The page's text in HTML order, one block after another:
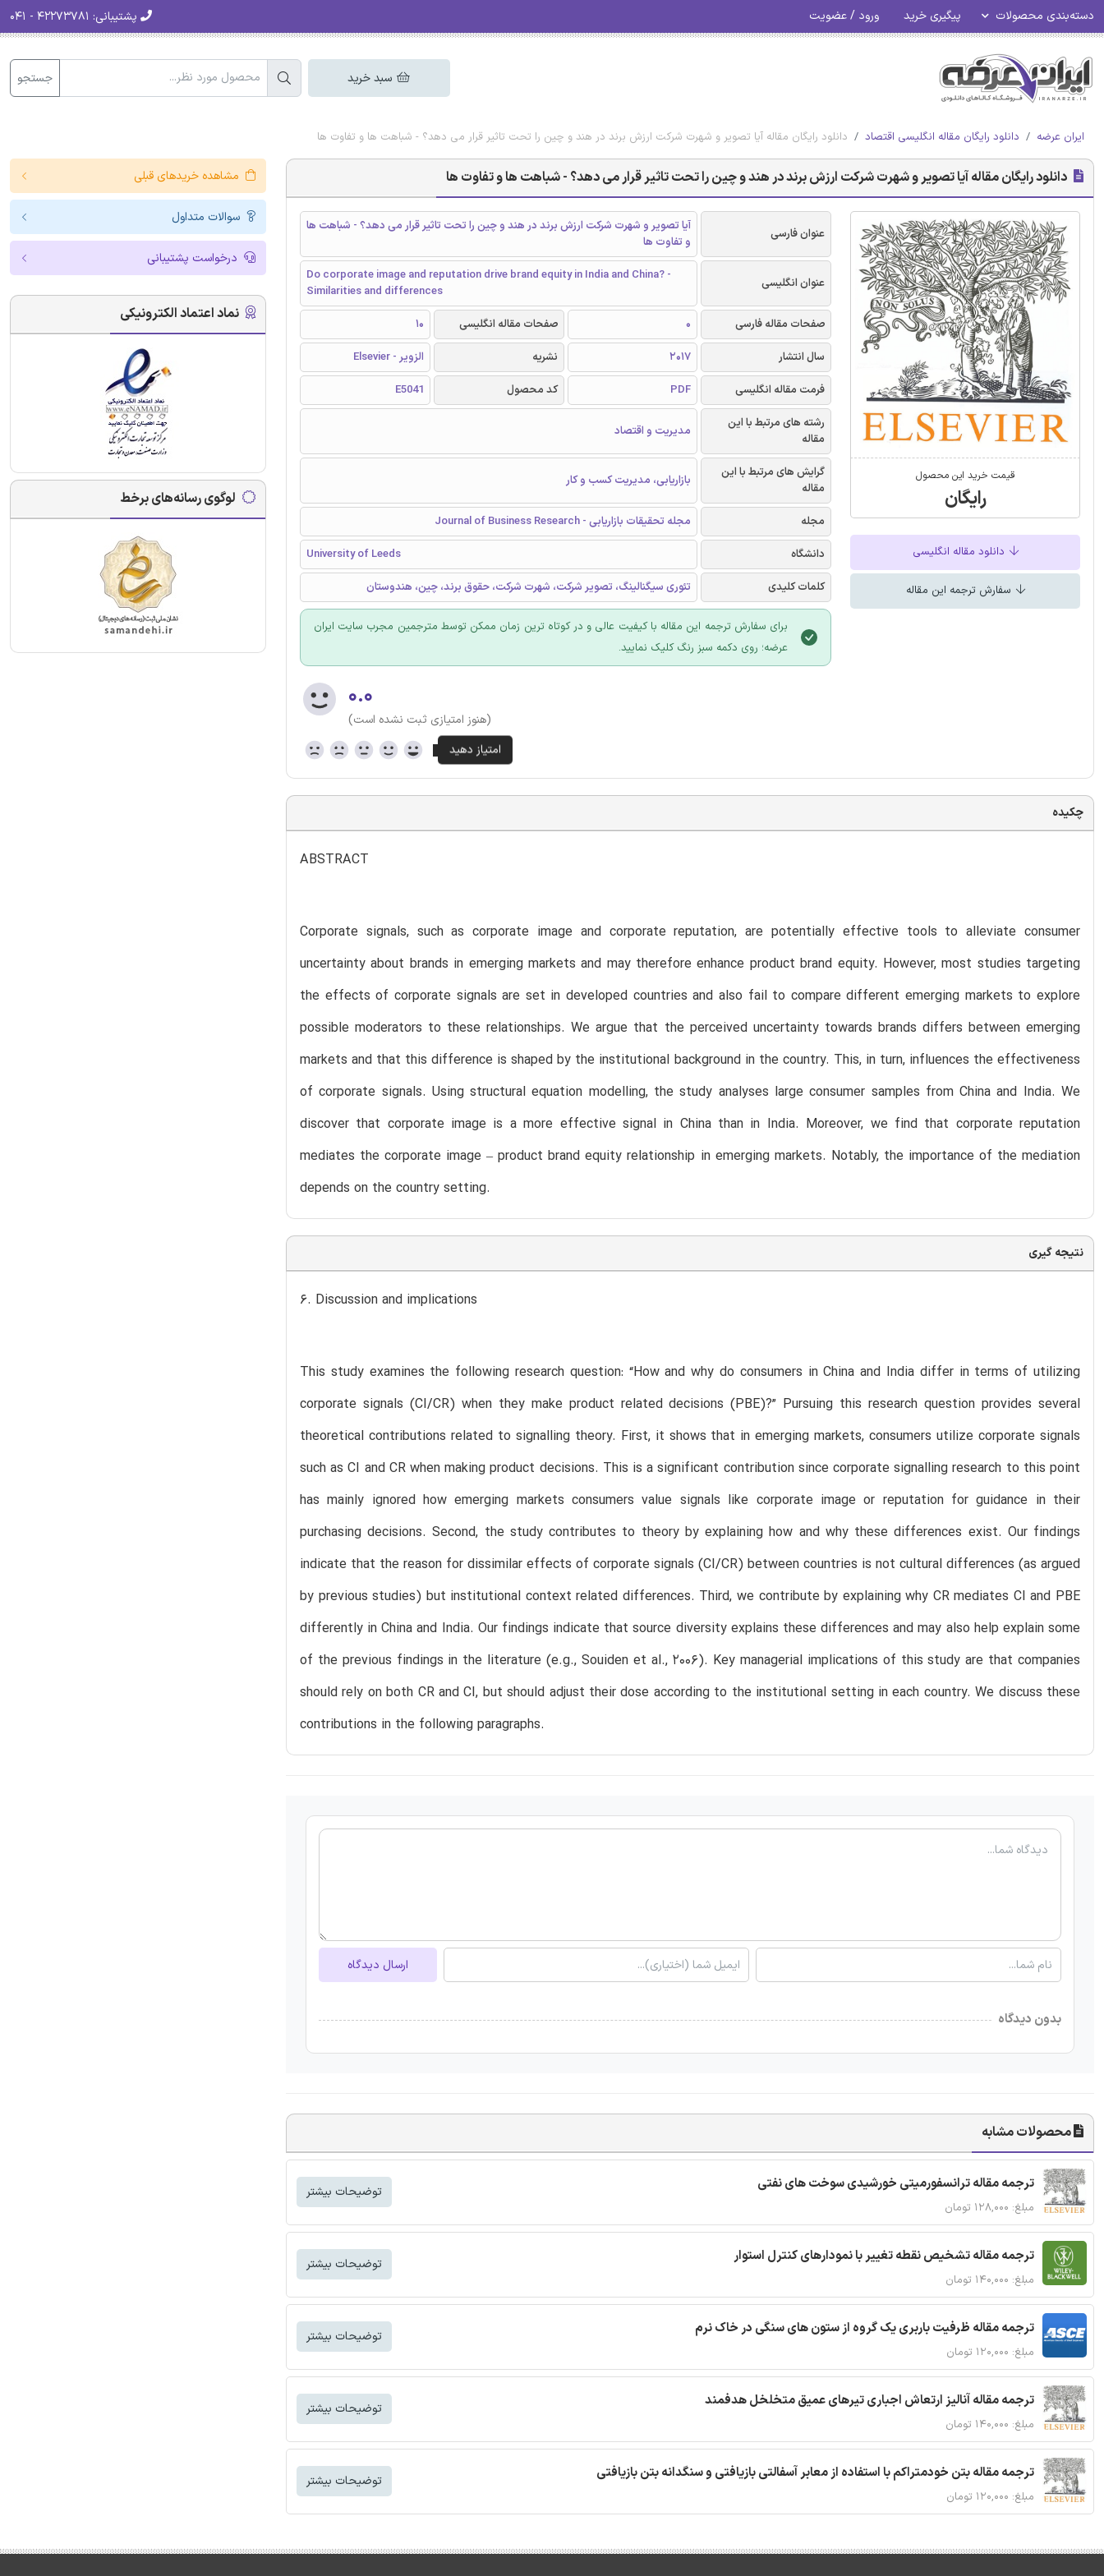
دسته‌بندی محصولات پیگیری خرید ورود / عضویت پشتیبانی:
سبد خرید جستجو
ایران عرضه دانلود رایگان مقاله انگلیسی اقتصاد دانلود رایگان مقاله آیا تصویر و شهرت شرکت ارزش برند در هند و چین را تحت تاثیر قرار می دهد؟ - شباهت ها و تفاوت ها
دانلود رایگان مقاله آیا تصویر و شهرت شرکت ارزش برند در هند و چین را تحت تاثیر قرار می دهد؟ - شباهت ها و تفاوت ها
قیمت خرید این محصول
رایگان
دانلود مقاله انگلیسی
سفارش ترجمه این مقاله
عنوان فارسی
آیا تصویر و شهرت شرکت ارزش برند در هند و چین را تحت تاثیر قرار می دهد؟ - شباهت ها
و تفاوت ها
عنوان انگلیسی
Do corporate image and reputation drive brand equity in India and China? -
Similarities and differences
صفحات مقاله فارسی
0 صفحات مقاله انگلیسی
10
سال انتشار
2017 نشریه
الزویر - Elsevier
فرمت مقاله انگلیسی
PDF کد محصول
E5041
رشته های مرتبط با این
مقاله
مدیریت و اقتصاد
گرایش های مرتبط با این
مقاله
بازاریابی، مدیریت کسب و کار
مجله
مجله تحقیقات بازاریابی - Journal of Business Research
دانشگاه
University of Leeds
کلمات کلیدی
تئوری سیگنالینگ، تصویر شرکت، شهرت شرکت، حقوق برند، چين، هندوستان
برای سفارش ترجمه این مقاله با کیفیت عالی و در کوتاه ترین زمان ممکن توسط مترجمین مجرب سایت ایران
عرضه؛ روی دکمه سبز رنگ کلیک نمایید.
۰.۰
(هنوز امتیازی ثبت نشده است)
چکیده
ABSTRACT
Corporate signals, such as corporate image and corporate reputation, are potentially effective tools to alleviate consumer
uncertainty about brands in emerging markets and may therefore enhance product brand equity. However, most studies targeting
the effects of corporate signals are set in developed countries and also fail to compare different emerging markets to explore
possible moderators to these relationships. We argue that the perceived uncertainty towards brands differs between emerging
markets and that this difference is shaped by the institutional background in the country. This, in turn, influences the effectiveness
of corporate signals. Using structural equation modelling, the study analyses large consumer samples from China and India. We
discover that corporate image is a more effective signal in China than in India. Moreover, we find that corporate reputation
mediates the corporate image – product brand equity relationship in emerging markets. Notably, the importance of the mediation
depends on the country setting.
نتیجه گیری
6. Discussion and implications
This study examines the following research question: “How and why do consumers in China and India differ in terms of utilizing
corporate signals (CI/CR) when they make product related decisions (PBE)?” Pursuing this research question provides several
theoretical contributions related to signalling theory. First, it shows that in emerging markets, consumers utilize corporate signals
such as CI and CR when making product decisions. This is a significant contribution since corporate signalling research to this point
has mainly ignored how emerging markets consumers value signals like corporate image or reputation for guidance in their
purchasing decisions. Second, the study contributes to theory by explaining how and why these differences exist. Our findings
indicate that the reason for dissimilar effects of corporate signals (CI/CR) between countries is not cultural differences (as argued
by previous studies) but institutional context related differences. Third, we contribute by explaining why CR mediates CI and PBE
differently in China and India. Our findings indicate that source diversity explains these differences and may also help explain some
of the previous findings in the literature (e.g., Souiden et al., 2006). Key managerial implications of this study are that companies
should rely on both CR and CI, but should adjust their dose according to the institutional setting in each country. We discuss these
contributions in the following paragraphs.
ارسال دیدگاه
بدون دیدگاه
محصولات مشابه
ترجمه مقاله ترانسفورمیتی خورشیدی سوخت های نفتی
مبلغ: ۱۲۸,۰۰۰ تومان
توضیحات بیشتر
ترجمه مقاله تشخیص نقطه تغییر با نمودارهای کنترل استوار
مبلغ: ۱۴۰,۰۰۰ تومان
توضیحات بیشتر
ترجمه مقاله ظرفیت باربری یک گروه از ستون های سنگی در خاک نرم
مبلغ: ۱۲۰,۰۰۰ تومان
توضیحات بیشتر
ترجمه مقاله آنالیز ارتعاش اجباری تیرهای عمیق متخلخل هدفمند
مبلغ: ۱۴۰,۰۰۰ تومان
توضیحات بیشتر
ترجمه مقاله بتن خودمتراکم با استفاده از معابر آسفالتی بازیافتی و سنگدانه بتن بازیافتی
مبلغ: ۱۲۰,۰۰۰ تومان
توضیحات بیشتر
مشاهده خریدهای قبلی
سوالات متداول
درخواست پشتیبانی
نماد اعتماد الکترونیکی
لوگوی رسانه‌های برخط